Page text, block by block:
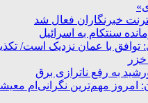
خبرنگاران فعال شد
سنتکام به اسرائیل
خزر
به رفع ناترازی برق
امروز مهم‌ترین نگرانی‌ام